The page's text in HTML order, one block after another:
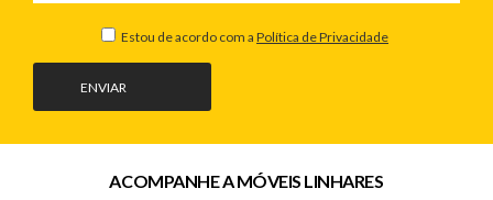
ENVIAR
Estou de acordo com a Política de Privacidade
ACOMPANHE A MÓVEIS LINHARES